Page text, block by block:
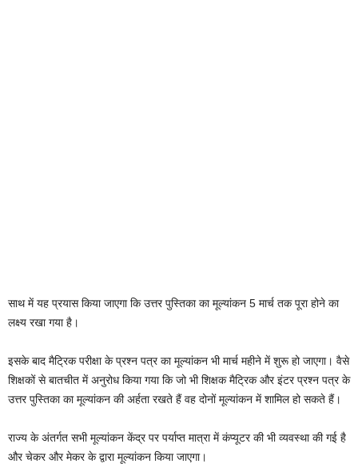
साथ में यह प्रयास किया जाएगा कि उत्तर पुस्तिका का मूल्यांकन 5 मार्च तक पूरा होने का
लक्ष्य रखा गया है।
इसके बाद मैट्रिक परीक्षा के प्रश्न पत्र का मूल्यांकन भी मार्च महीने में शुरू हो जाएगा। वैसे
शिक्षकों से बातचीत में अनुरोध किया गया कि जो भी शिक्षक मैट्रिक और इंटर प्रश्न पत्र के
उत्तर पुस्तिका का मूल्यांकन की अर्हता रखते हैं वह दोनों मूल्यांकन में शामिल हो सकते हैं।
राज्य के अंतर्गत सभी मूल्यांकन केंद्र पर पर्याप्त मात्रा में कंप्यूटर की भी व्यवस्था की गई है
और चेकर और मेकर के द्वारा मूल्यांकन किया जाएगा।